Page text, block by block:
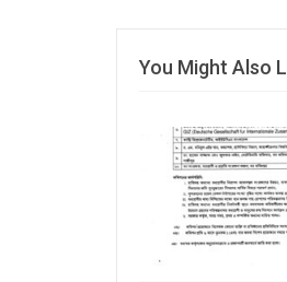
You Might Also